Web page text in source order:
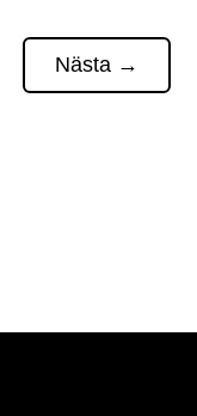
Nästa→